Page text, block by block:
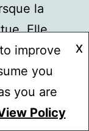
la
Elle
un ancien
France vers
improve
you
you are
X
Policy
sombre :